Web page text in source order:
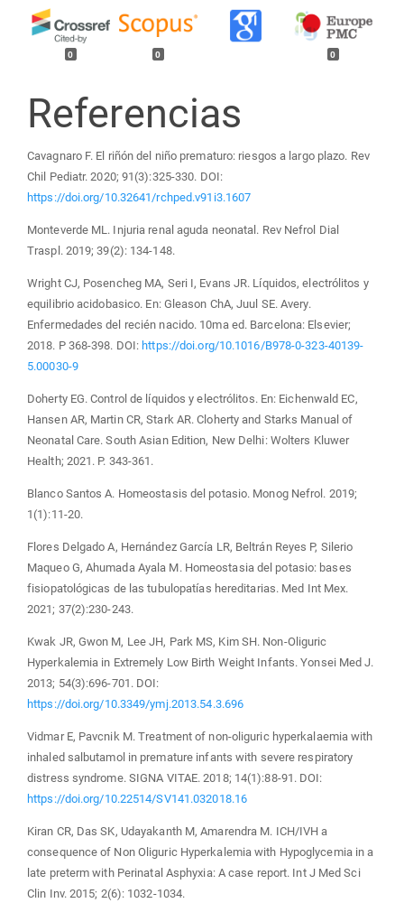
0 0 0
Referencias
Cavagnaro F. El riñón del niño prematuro: riesgos a largo plazo. Rev
Chil Pediatr. 2020; 91(3):325-330. DOI:
https://doi.org/10.32641/rchped.v91i3.1607
Monteverde ML. Injuria renal aguda neonatal. Rev Nefrol Dial
Traspl. 2019; 39(2): 134-148.
Wright CJ, Posencheg MA, Seri I, Evans JR. Líquidos, electrólitos y
equilibrio acidobasico. En: Gleason ChA, Juul SE. Avery.
Enfermedades del recién nacido. 10ma ed. Barcelona: Elsevier;
2018. P 368-398. DOI: https://doi.org/10.1016/B978-0-323-40139-
5.00030-9
Doherty EG. Control de líquidos y electrólitos. En: Eichenwald EC,
Hansen AR, Martin CR, Stark AR. Cloherty and Starks Manual of
Neonatal Care. South Asian Edition, New Delhi: Wolters Kluwer
Health; 2021. P. 343-361.
Blanco Santos A. Homeostasis del potasio. Monog Nefrol. 2019;
1(1):11-20.
Flores Delgado A, Hernández García LR, Beltrán Reyes P, Silerio
Maqueo G, Ahumada Ayala M. Homeostasia del potasio: bases
fisiopatológicas de las tubulopatías hereditarias. Med Int Mex.
2021; 37(2):230-243.
Kwak JR, Gwon M, Lee JH, Park MS, Kim SH. Non-Oliguric
Hyperkalemia in Extremely Low Birth Weight Infants. Yonsei Med J.
2013; 54(3):696-701. DOI:
https://doi.org/10.3349/ymj.2013.54.3.696
Vidmar E, Pavcnik M. Treatment of non-oliguric hyperkalaemia with
inhaled salbutamol in premature infants with severe respiratory
distress syndrome. SIGNA VITAE. 2018; 14(1):88-91. DOI:
https://doi.org/10.22514/SV141.032018.16
Kiran CR, Das SK, Udayakanth M, Amarendra M. ICH/IVH a
consequence of Non Oliguric Hyperkalemia with Hypoglycemia in a
late preterm with Perinatal Asphyxia: A case report. Int J Med Sci
Clin Inv. 2015; 2(6): 1032-1034.